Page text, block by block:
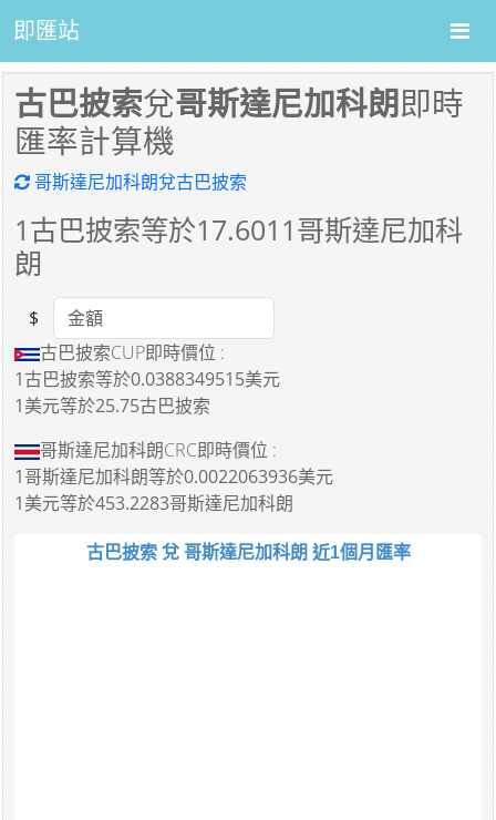
即匯站
古巴披索兌哥斯達尼加科朗即時
匯率計算機
哥斯達尼加科朗兌古巴披索
1古巴披索等於17.6011哥斯達尼加科
朗
Amount
$
古巴披索CUP即時價位 :
1古巴披索等於0.0388349515美元
1美元等於25.75古巴披索
哥斯達尼加科朗CRC即時價位 :
1哥斯達尼加科朗等於0.0022063936美元
1美元等於453.2283哥斯達尼加科朗
古巴披索 兌 哥斯達尼加科朗 近1個月匯率